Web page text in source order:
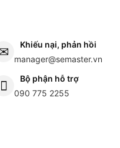
Khiếu nại, phản hồi
manager@semaster.vn
Bộ phận hỗ trợ
090 775 2255